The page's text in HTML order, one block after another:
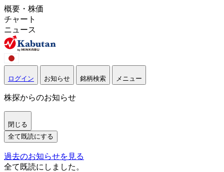
概要・株価
チャート
ニュース
ログイン お知らせ 銘柄検索 メニュー
株探からのお知らせ
閉じる
全て既読にする
過去のお知らせを見る
全て既読にしました。